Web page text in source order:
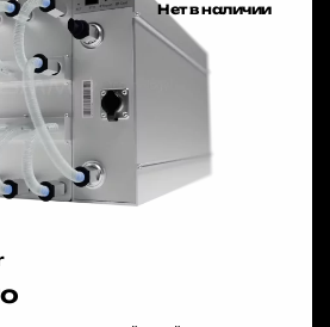
Нет в наличии